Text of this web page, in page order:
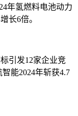
年氢燃料电池动力
长6倍‌。
引发12家企业竞
能2024年斩获4.7